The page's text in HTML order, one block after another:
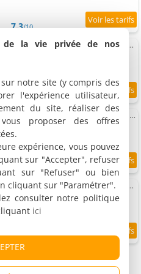
7.3/10
Casa familiar perto do centro de São Bernardo Piraporinha e Santo André
9.3/10
Ginásio Adib Moysés centro de Sao Bernardo no ABC paulista
1 salle de bains
8.4
Casa familiar com 2 quartos 2 banheiros perto de Sao Bernardo do Campo
2 salles de bains
9/10
de la vie privée de nos
notre site (y compris des
l'expérience utilisateur,
du site, réaliser des
proposer des offres
expérience, vous pouvez
sur "Accepter", refuser
sur "Refuser" ou bien
cliquant sur "Paramétrer".
consulter notre politique
ici